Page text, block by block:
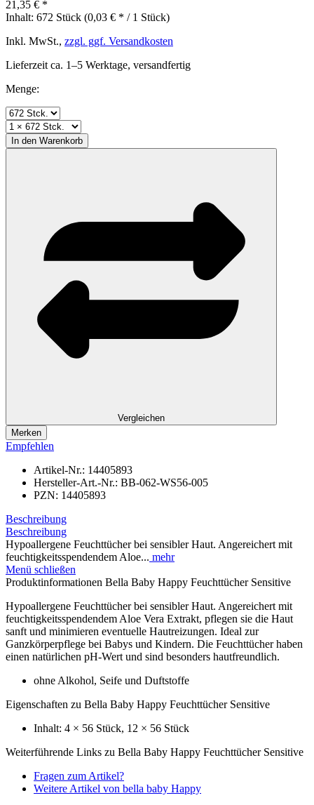
21,35 € *
Inhalt: 672 Stück (0,03 € * / 1 Stück)
Inkl. MwSt., zzgl. ggf. Versandkosten
Lieferzeit ca. 1–5 Werktage, versandfertig
Menge:
In den Warenkorb
Vergleichen
Merken
Empfehlen
Artikel-Nr.: 14405893
Hersteller-Art.-Nr.: BB-062-WS56-005
PZN: 14405893
Beschreibung
Beschreibung
Hypoallergene Feuchttücher bei sensibler Haut. Angereichert mit
feuchtigkeitsspendendem Aloe... mehr
Menü schließen
Produktinformationen Bella Baby Happy Feuchttücher Sensitive
Hypoallergene Feuchttücher bei sensibler Haut. Angereichert mit
feuchtigkeitsspendendem Aloe Vera Extrakt, pflegen sie die Haut
sanft und minimieren eventuelle Hautreizungen. Ideal zur
Ganzkörperpflege bei Babys und Kindern. Die Feuchttücher haben
einen natürlichen pH-Wert und sind besonders hautfreundlich.
ohne Alkohol, Seife und Duftstoffe
Eigenschaften zu Bella Baby Happy Feuchttücher Sensitive
Inhalt: 4 × 56 Stück, 12 × 56 Stück
Weiterführende Links zu Bella Baby Happy Feuchttücher Sensitive
Fragen zum Artikel?
Weitere Artikel von bella baby Happy